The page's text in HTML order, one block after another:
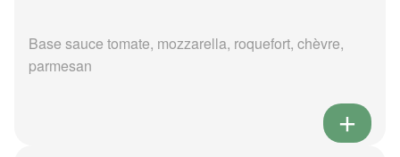
Base sauce tomate, mozzarella, roquefort, chèvre,
parmesan